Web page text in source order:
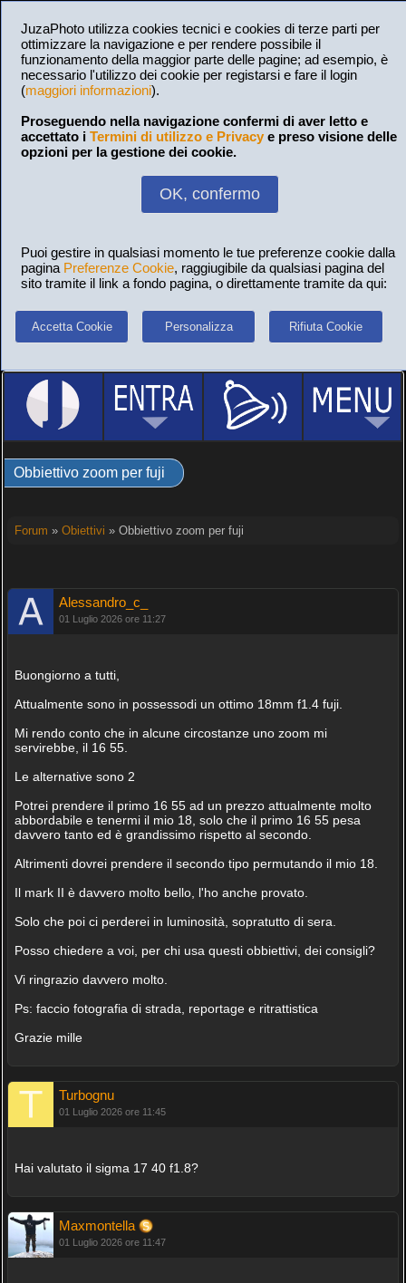
JuzaPhoto utilizza cookies tecnici e cookies di terze parti per
ottimizzare la navigazione e per rendere possibile il
funzionamento della maggior parte delle pagine; ad esempio, è
necessario l'utilizzo dei cookie per registarsi e fare il login
(maggiori informazioni).
Proseguendo nella navigazione confermi di aver letto e
accettato i Termini di utilizzo e Privacy e preso visione delle
opzioni per la gestione dei cookie.
OK, confermo
Puoi gestire in qualsiasi momento le tue preferenze cookie dalla
pagina Preferenze Cookie, raggiugibile da qualsiasi pagina del
sito tramite il link a fondo pagina, o direttamente tramite da qui:
Accetta Cookie Personalizza Rifiuta Cookie
Obbiettivo zoom per fuji
Forum » Obiettivi » Obbiettivo zoom per fuji
Alessandro_c_
01 Luglio 2026 ore 11:27
Buongiorno a tutti,
Attualmente sono in possessodi un ottimo 18mm f1.4 fuji.
Mi rendo conto che in alcune circostanze uno zoom mi
servirebbe, il 16 55.
Le alternative sono 2
Potrei prendere il primo 16 55 ad un prezzo attualmente molto
abbordabile e tenermi il mio 18, solo che il primo 16 55 pesa
davvero tanto ed è grandissimo rispetto al secondo.
Altrimenti dovrei prendere il secondo tipo permutando il mio 18.
Il mark II è davvero molto bello, l'ho anche provato.
Solo che poi ci perderei in luminosità, sopratutto di sera.
Posso chiedere a voi, per chi usa questi obbiettivi, dei consigli?
Vi ringrazio davvero molto.
Ps: faccio fotografia di strada, reportage e ritrattistica
Grazie mille
Turbognu
01 Luglio 2026 ore 11:45
Hai valutato il sigma 17 40 f1.8?
Maxmontella
01 Luglio 2026 ore 11:47